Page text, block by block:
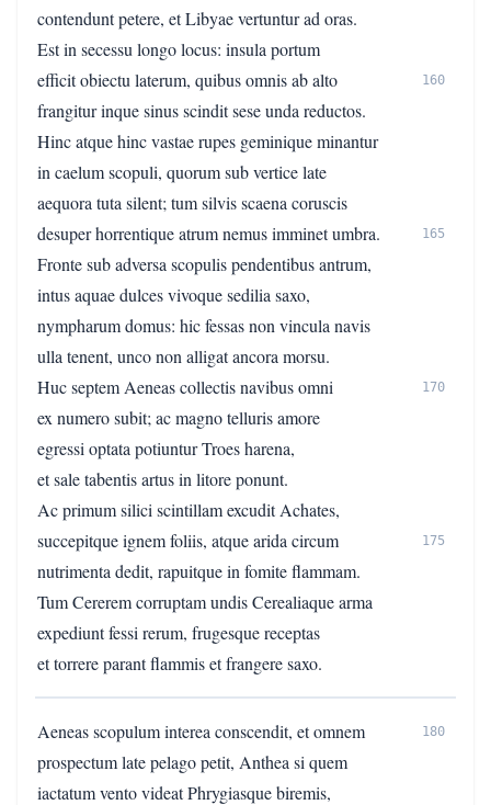
contendunt petere, et Libyae vertuntur ad oras.
Est in secessu longo locus: insula portum
efficit obiectu laterum, quibus omnis ab alto
160
frangitur inque sinus scindit sese unda reductos.
Hinc atque hinc vastae rupes geminique minantur
in caelum scopuli, quorum sub vertice late
aequora tuta silent; tum silvis scaena coruscis
desuper horrentique atrum nemus imminet umbra.
165
Fronte sub adversa scopulis pendentibus antrum,
intus aquae dulces vivoque sedilia saxo,
nympharum domus: hic fessas non vincula navis
ulla tenent, unco non alligat ancora morsu.
Huc septem Aeneas collectis navibus omni
170
ex numero subit; ac magno telluris amore
egressi optata potiuntur Troes harena,
et sale tabentis artus in litore ponunt.
Ac primum silici scintillam excudit Achates,
succepitque ignem foliis, atque arida circum
175
nutrimenta dedit, rapuitque in fomite flammam.
Tum Cererem corruptam undis Cerealiaque arma
expediunt fessi rerum, frugesque receptas
et torrere parant flammis et frangere saxo.
Aeneas scopulum interea conscendit, et omnem 180
prospectum late pelago petit, Anthea si quem
iactatum vento videat Phrygiasque biremis,